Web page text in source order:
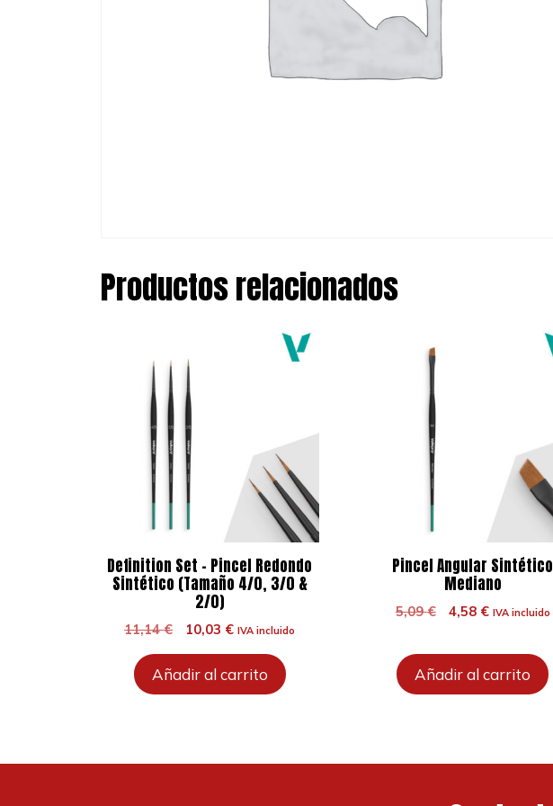
Productos relacionados
Definition Set – Pincel Redondo
Sintético (Tamaño 4/0, 3/0 &
2/0)
11,14€
El
original
era:
10,03 €El
actual
es:
IVA incluido
Añadir al carrito
Pincel Angular Sintético
Mediano
5,09€
El
era:
5,09 €.
4,58 €El
4,58 €.
IVA incluido
Añadir al carrito